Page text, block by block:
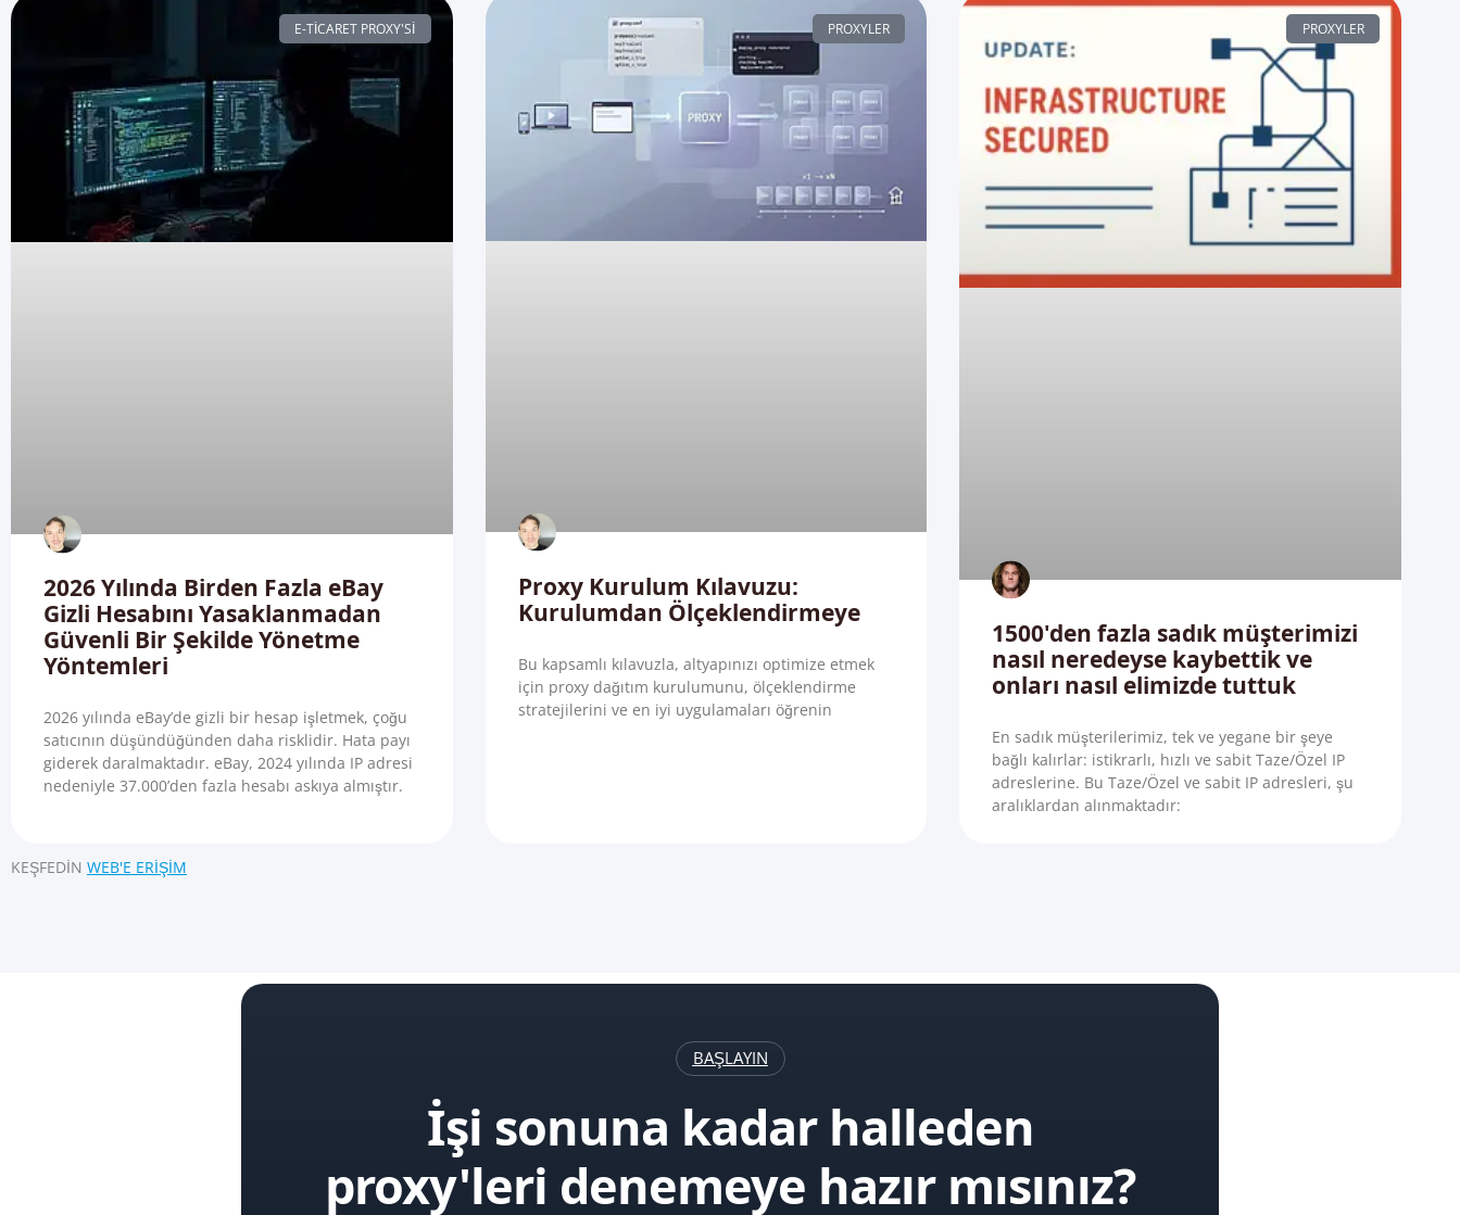
E-TICARET PROXY'SI
2026 Yılında Birden Fazla eBay
Gizli Hesabını Yasaklanmadan
Güvenli Bir Şekilde Yönetme
Yöntemleri
2026 yılında eBay’de gizli bir hesap işletmek, çoğu
satıcının düşündüğünden daha risklidir. Hata payı
giderek daralmaktadır. eBay, 2024 yılında IP adresi
nedeniyle 37.000’den fazla hesabı askıya almıştır.
PROXYLER
Proxy Kurulum Kılavuzu:
Kurulumdan Ölçeklendirmeye
Bu kapsamlı kılavuzla, altyapınızı optimize etmek
için proxy dağıtım kurulumunu, ölçeklendirme
stratejilerini ve en iyi uygulamaları öğrenin
PROXYLER
1500'den fazla sadık müşterimizi
nasıl neredeyse kaybettik ve
onları nasıl elimizde tuttuk
En sadık müşterilerimiz, tek ve yegane bir şeye
bağlı kalırlar: istikrarlı, hızlı ve sabit Taze/Özel IP
adreslerine. Bu Taze/Özel ve sabit IP adresleri, şu
aralıklardan alınmaktadır:
KEŞFEDIN WEB'E ERIŞIM
BAŞLAYIN
İşi sonuna kadar halleden
proxy'leri denemeye hazır mısınız?